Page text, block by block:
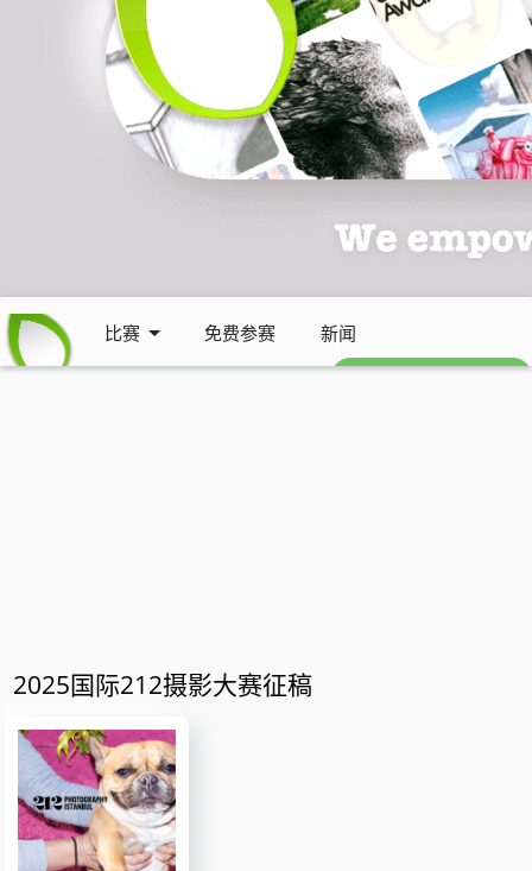
比赛 免费参赛 新闻
免费每周通讯 (英文)
2025国际212摄影大赛征稿